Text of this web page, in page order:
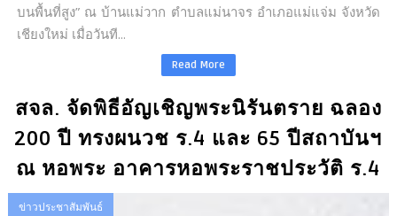
บนพื้นที่สูง” ณ บ้านแม่วาก ตำบลแม่นาจร อำเภอแม่แจ่ม จังหวัด
เชียงใหม่ เมื่อวันที...
Read More
สจล. จัดพิธีอัญเชิญพระนิรันตราย ฉลอง
200 ปี ทรงผนวช ร.4 และ 65 ปีสถาบันฯ
ณ หอพระ อาคารหอพระราชประวัติ ร.4
ข่าวประชาสัมพันธ์